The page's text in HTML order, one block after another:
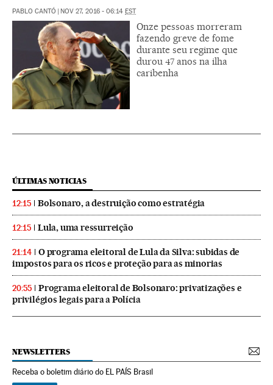
PABLO CANTÓ | NOV 27, 2016 - 06:14 EST
Onze pessoas morreram
fazendo greve de fome
durante seu regime que
durou 47 anos na ilha
caribenha
ÚLTIMAS NOTICIAS
12:15 Bolsonaro, a destruição como estratégia
12:15 Lula, uma ressurreição
21:14
O programa eleitoral de Lula da Silva: subidas de
impostos para os ricos e proteção para as minorias
20:55
Programa eleitoral de Bolsonaro: privatizações e
privilégios legais para a Polícia
NEWSLETTERS
Receba o boletim diário do EL PAÍS Brasil